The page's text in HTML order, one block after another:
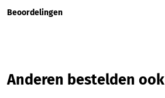
Beoordelingen
Productgalerij overslaan
Anderen bestelden ook